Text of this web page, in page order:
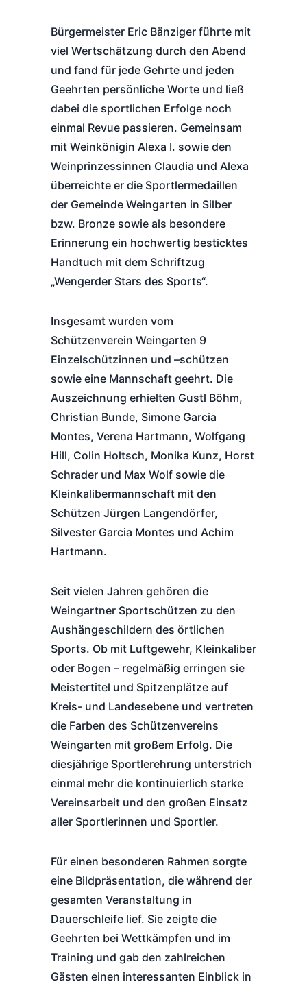
Bürgermeister Eric Bänziger führte mit
viel Wertschätzung durch den Abend
und fand für jede Gehrte und jeden
Geehrten persönliche Worte und ließ
dabei die sportlichen Erfolge noch
einmal Revue passieren. Gemeinsam
mit Weinkönigin Alexa I. sowie den
Weinprinzessinnen Claudia und Alexa
überreichte er die Sportlermedaillen
der Gemeinde Weingarten in Silber
bzw. Bronze sowie als besondere
Erinnerung ein hochwertig besticktes
Handtuch mit dem Schriftzug
„Wengerder Stars des Sports“.
Insgesamt wurden vom
Schützenverein Weingarten 9
Einzelschützinnen und –schützen
sowie eine Mannschaft geehrt. Die
Auszeichnung erhielten Gustl Böhm,
Christian Bunde, Simone Garcia
Montes, Verena Hartmann, Wolfgang
Hill, Colin Holtsch, Monika Kunz, Horst
Schrader und Max Wolf sowie die
Kleinkalibermannschaft mit den
Schützen Jürgen Langendörfer,
Silvester Garcia Montes und Achim
Hartmann.
Seit vielen Jahren gehören die
Weingartner Sportschützen zu den
Aushängeschildern des örtlichen
Sports. Ob mit Luftgewehr, Kleinkaliber
oder Bogen – regelmäßig erringen sie
Meistertitel und Spitzenplätze auf
Kreis- und Landesebene und vertreten
die Farben des Schützenvereins
Weingarten mit großem Erfolg. Die
diesjährige Sportlerehrung unterstrich
einmal mehr die kontinuierlich starke
Vereinsarbeit und den großen Einsatz
aller Sportlerinnen und Sportler.
Für einen besonderen Rahmen sorgte
eine Bildpräsentation, die während der
gesamten Veranstaltung in
Dauerschleife lief. Sie zeigte die
Geehrten bei Wettkämpfen und im
Training und gab den zahlreichen
Gästen einen interessanten Einblick in